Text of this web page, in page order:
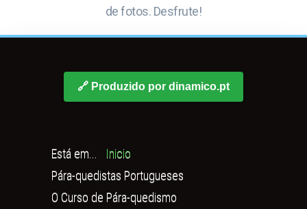
de fotos. Desfrute!
🔗 Produzido por dinamico.pt
Está em...
Inicio
Pára-quedistas Portugueses
O Curso de Pára-quedismo